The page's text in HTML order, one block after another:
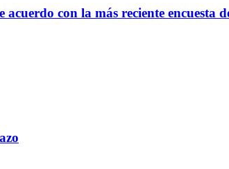
con la más reciente encuesta